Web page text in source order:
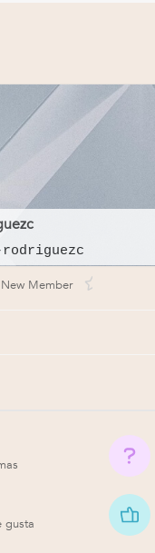
rodriguezc
New Member
gusta